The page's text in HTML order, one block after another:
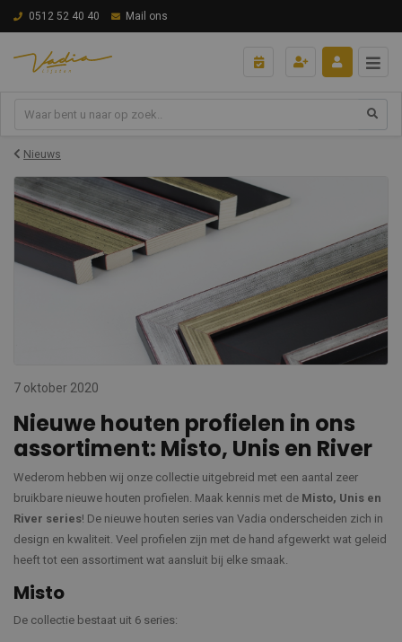
0512 52 40 40 Mail ons
Nieuws
7 oktober 2020
Nieuwe houten profielen in ons
assortiment: Misto, Unis en River
Wederom hebben wij onze collectie uitgebreid met een aantal zeer
bruikbare nieuwe houten profielen. Maak kennis met de Misto, Unis en
River series! De nieuwe houten series van Vadia onderscheiden zich in
design en kwaliteit. Veel profielen zijn met de hand afgewerkt wat geleid
heeft tot een assortiment wat aansluit bij elke smaak.
Misto
De collectie bestaat uit 6 series: